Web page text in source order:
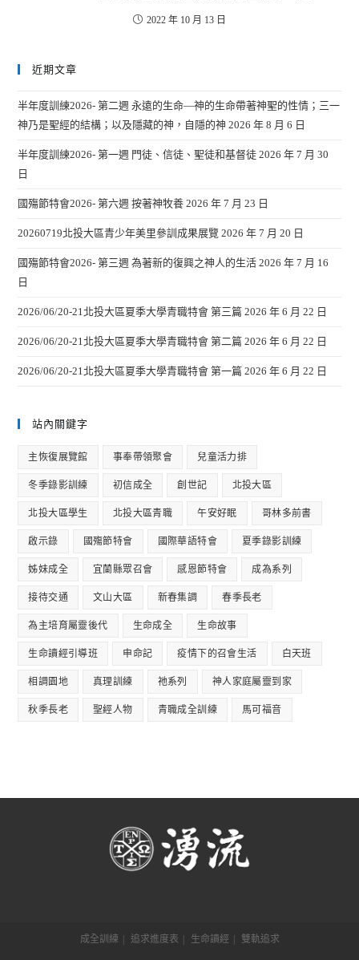
2022 年 10 月 13 日
近期文章
半年度訓練2026- 第二週 永遠的生命—神的生命帶著神聖的性情；三一
神乃是聖經的結構；以及隱藏的神，自隱的神 2026 年 8 月 6 日
半年度訓練2026- 第一週 門徒、信徒、聖徒和基督徒 2026 年 7 月 30
日
國殤節特會2026- 第六週 按著神牧養 2026 年 7 月 23 日
20260719北投大區青少年美里參訓成果展覽 2026 年 7 月 20 日
國殤節特會2026- 第三週 為著新的復興之神人的生活 2026 年 7 月 16
日
2026/06/20-21北投大區夏季大學青職特會 第三篇 2026 年 6 月 22 日
2026/06/20-21北投大區夏季大學青職特會 第二篇 2026 年 6 月 22 日
2026/06/20-21北投大區夏季大學青職特會 第一篇 2026 年 6 月 22 日
站內關鍵字
主恢復展覽館 事奉帶領聚會 兒童活力排
冬季錄影訓練 初信成全 創世記 北投大區
北投大區學生 北投大區青職 午安好眠 哥林多前書
啟示錄 國殤節特會 國際華語特會 夏季錄影訓練
姊妹成全 宜蘭縣眾召會 感恩節特會 成為系列
接待交通 文山大區 新春集調 春季長老
為主培育屬靈後代 生命成全 生命故事
生命讀經引導班 申命記 疫情下的召會生活 白天班
相調園地 真理訓練 祂系列 神人家庭屬靈到家
秋季長老 聖經人物 青職成全訓練 馬可福音
成全訓練 追求進度表 生命讀經 雙軌追求